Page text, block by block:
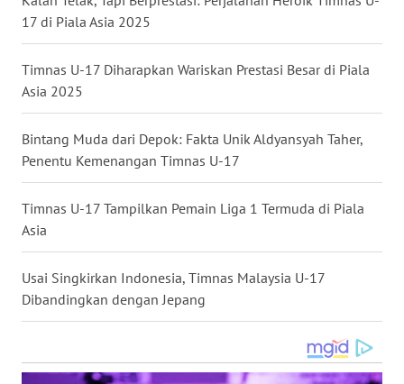
17 di Piala Asia 2025
Timnas U-17 Diharapkan Wariskan Prestasi Besar di Piala
Asia 2025
Bintang Muda dari Depok: Fakta Unik Aldyansyah Taher,
Penentu Kemenangan Timnas U-17
Timnas U-17 Tampilkan Pemain Liga 1 Termuda di Piala
Asia
Usai Singkirkan Indonesia, Timnas Malaysia U-17
Dibandingkan dengan Jepang
WN
NUSANTARA
WN
WN
KALBAR
KALTENG